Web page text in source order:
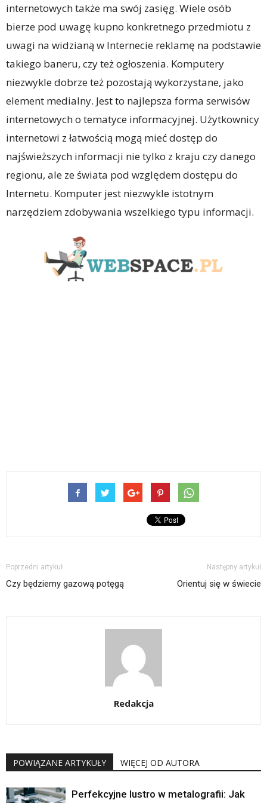
internetowych także ma swój zasięg. Wiele osób
bierze pod uwagę kupno konkretnego przedmiotu z
uwagi na widzianą w Internecie reklamę na podstawie
takiego baneru, czy też ogłoszenia. Komputery
niezwykle dobrze też pozostają wykorzystane, jako
element medialny. Jest to najlepsza forma serwisów
internetowych o tematyce informacyjnej. Użytkownicy
internetowi z łatwością mogą mieć dostęp do
najświeższych informacji nie tylko z kraju czy danego
regionu, ale ze świata pod względem dostępu do
Internetu. Komputer jest niezwykle istotnym
narzędziem zdobywania wszelkiego typu informacji.
Poprzedni artykuł
Czy będziemy gazową potęgą
Następny artykuł
Orientuj się w świecie
Redakcja
POWIĄZANE ARTYKUŁY WIĘCEJ OD AUTORA
Perfekcyjne lustro w metalografii: Jak